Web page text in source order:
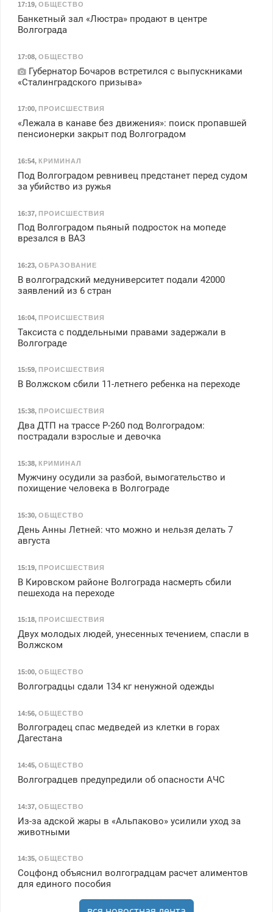
17:19, ОБЩЕСТВО
Банкетный зал «Люстра» продают в центре
Волгограда
17:08, ОБЩЕСТВО
Губернатор Бочаров встретился с выпускниками
«Сталинградского призыва»
17:00, ПРОИСШЕСТВИЯ
«Лежала в канаве без движения»: поиск пропавшей
пенсионерки закрыт под Волгоградом
16:54, КРИМИНАЛ
Под Волгоградом ревнивец предстанет перед судом
за убийство из ружья
16:37, ПРОИСШЕСТВИЯ
Под Волгоградом пьяный подросток на мопеде
врезался в ВАЗ
16:23, ОБРАЗОВАНИЕ
В волгоградский медуниверситет подали 42000
заявлений из 6 стран
16:04, ПРОИСШЕСТВИЯ
Таксиста с поддельными правами задержали в
Волгограде
15:59, ПРОИСШЕСТВИЯ
В Волжском сбили 11-летнего ребенка на переходе
15:38, ПРОИСШЕСТВИЯ
Два ДТП на трассе Р-260 под Волгоградом:
пострадали взрослые и девочка
15:38, КРИМИНАЛ
Мужчину осудили за разбой, вымогательство и
похищение человека в Волгограде
15:30, ОБЩЕСТВО
День Анны Летней: что можно и нельзя делать 7
августа
15:19, ПРОИСШЕСТВИЯ
В Кировском районе Волгограда насмерть сбили
пешехода на переходе
15:18, ПРОИСШЕСТВИЯ
Двух молодых людей, унесенных течением, спасли в
Волжском
15:00, ОБЩЕСТВО
Волгоградцы сдали 134 кг ненужной одежды
14:56, ОБЩЕСТВО
Волгоградец спас медведей из клетки в горах
Дагестана
14:45, ОБЩЕСТВО
Волгоградцев предупредили об опасности АЧС
14:37, ОБЩЕСТВО
Из-за адской жары в «Альпаково» усилили уход за
животными
14:35, ОБЩЕСТВО
Соцфонд объяснил волгоградцам расчет алиментов
для единого пособия